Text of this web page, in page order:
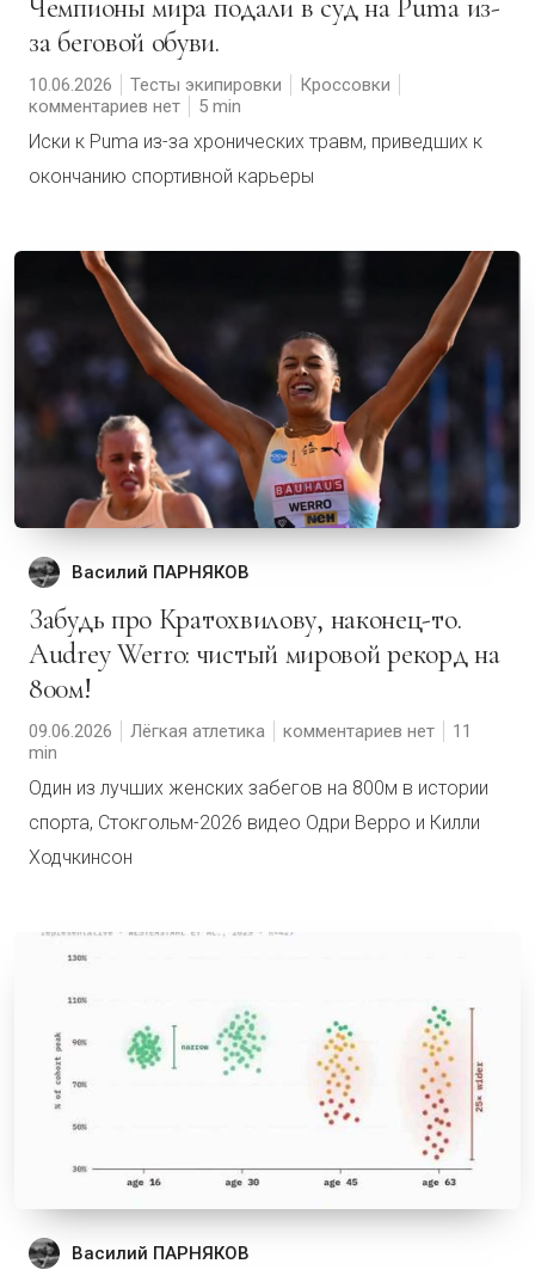
Чемпионы мира подали в суд на Puma из-
за беговой обуви.
10.06.2026 Тесты экипировки
Кроссовки
комментариев нет
5
Иски к Puma из-за хронических травм, приведших к
окончанию спортивной карьеры
Василий ПАРНЯКОВ
Забудь про Кратохвилову, наконец-то.
Audrey Werro: чистый мировой рекорд на
800м!
09.06.2026 Лёгкая атлетика комментариев нет 11
Один из лучших женских забегов на 800м в истории
спорта, Стокгольм-2026 видео Одри Верро и Килли
Ходчкинсон
Василий ПАРНЯКОВ